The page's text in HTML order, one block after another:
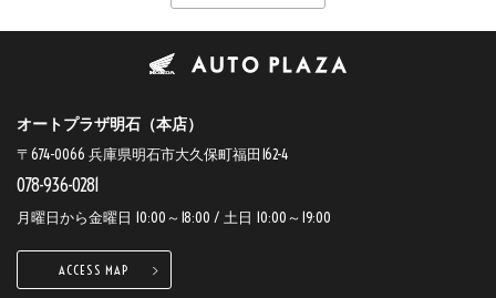
オートプラザ明石（本店）
〒674-0066 兵庫県明石市大久保町福田162-4
078-936-0281
月曜日から金曜日 10:00～18:00 / 土日 10:00～19:00
ACCESS MAP